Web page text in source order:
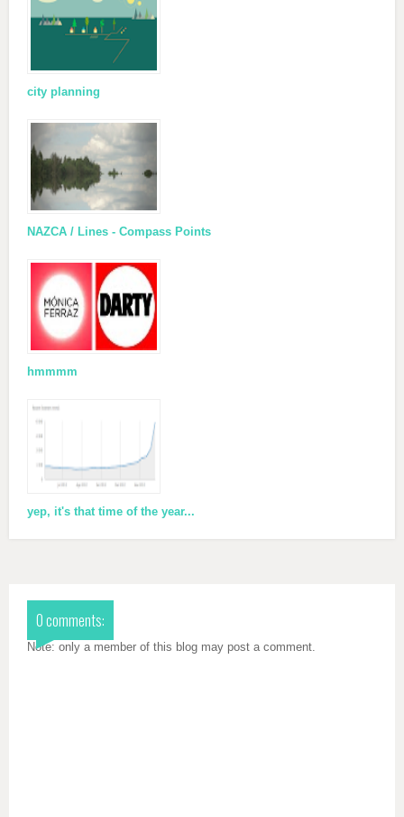
city planning
NAZCA / Lines - Compass Points
hmmmm
yep, it's that time of the year...
0 comments:
Note: only a member of this blog may post a comment.